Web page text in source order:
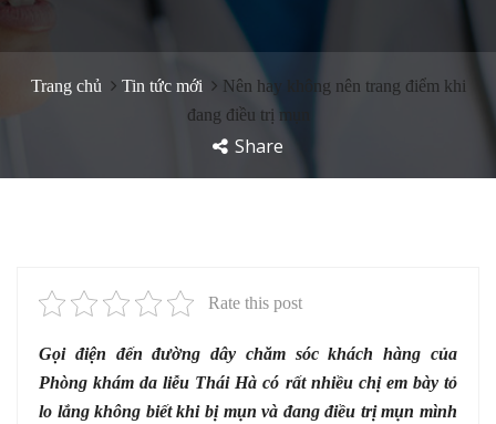
Trang chủ Tin tức mới
Nên hay không nên trang điểm khi
đang điều trị mụn
Share
Rate this post
Gọi điện đến đường dây chăm sóc khách hàng của
Phòng khám da liễu Thái Hà có rất nhiều chị em bày tỏ
lo lắng không biết khi bị mụn và đang điều trị mụn mình